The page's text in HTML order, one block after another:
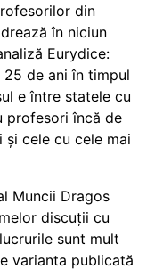
din
în niciun
Eurydice:
de ani în timpul
e între statele cu
profesori încă de
și cele cu cele mai
Muncii Dragos
discuții cu
sunt mult
varianta publicată